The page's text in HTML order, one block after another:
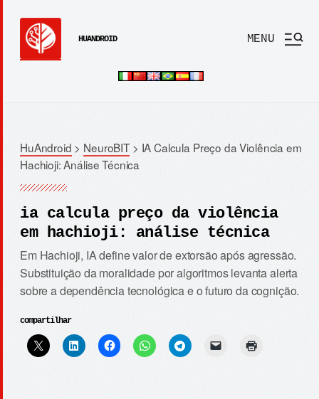
HUANDROID MENU
HuAndroid > NeuroBIT> IA Calcula Preço da Violência em
Hachioji: Análise Técnica
ia calcula preço da violência
em hachioji: análise técnica
Em Hachioji, IA define valor de extorsão após agressão.
Substituição da moralidade por algoritmos levanta alerta
sobre a dependência tecnológica e o futuro da cognição.
compartilhar